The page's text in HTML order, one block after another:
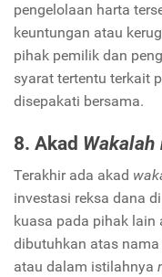
pengelolaan harta
keuntungan atau
pihak pemilik dan
syarat tertentu terkait
disepakati bersama.
8. Akad
Terakhir ada akad
investasi reksa dana
kuasa pada pihak lain
dibutuhkan atas
atau dalam istilahnya